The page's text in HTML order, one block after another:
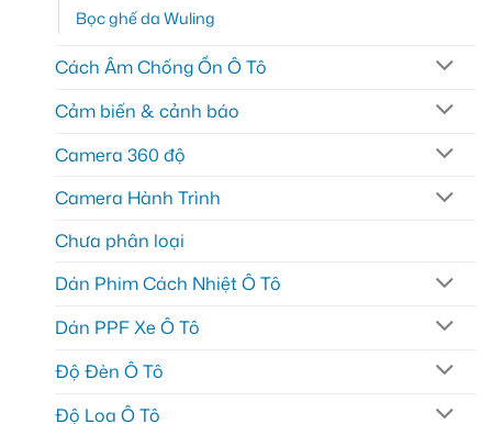
Bọc ghế da Wuling
Cách Âm Chống Ồn Ô Tô
Cảm biến & cảnh báo
Camera 360 độ
Camera Hành Trình
Chưa phân loại
Dán Phim Cách Nhiệt Ô Tô
Dán PPF Xe Ô Tô
Độ Đèn Ô Tô
Độ Loa Ô Tô